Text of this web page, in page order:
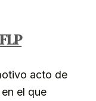
acto de
el que